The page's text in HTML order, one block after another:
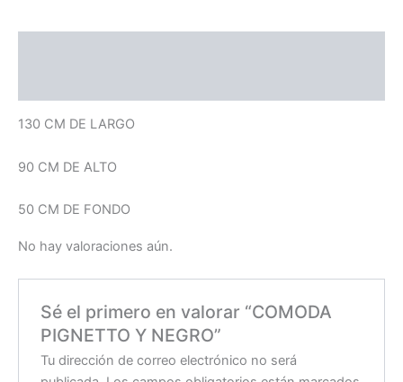
130 CM DE LARGO
90 CM DE ALTO
50 CM DE FONDO
No hay valoraciones aún.
Sé el primero en valorar “COMODA
PIGNETTO Y NEGRO”
Tu dirección de correo electrónico no será